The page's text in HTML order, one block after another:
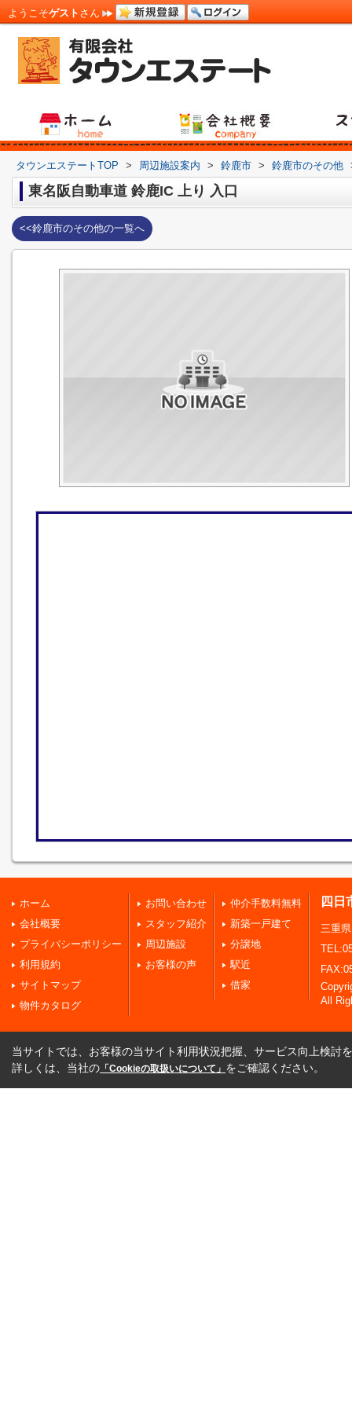
ようこそゲスト さん
タウンエステートTOP > 周辺施設案内 > 鈴鹿市 > 鈴鹿市のその他
東名阪自動車道 鈴鹿IC 上り 入口
<<鈴鹿市のその他の一覧へ
ホーム
会社概要
プライバシーポリシー
利用規約
サイトマップ
物件カタログ
お問い合わせ
スタッフ紹介
周辺施設
お客様の声
仲介手数料無料
新築一戸建て
分譲地
駅近
借家
四日
三重
All
当サイトでは、お客様の当サイト利用状況把握、サービス向上検討
詳しくは、当社の 「Cookieの取扱いについて」 をご確認ください。